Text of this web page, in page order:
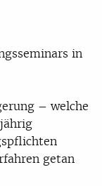
in
– welche
getan